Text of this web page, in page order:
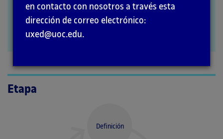
Etapa
Definición
en contacto con nosotros a través esta
dirección de correo electrónico:
uxed@uoc.edu.